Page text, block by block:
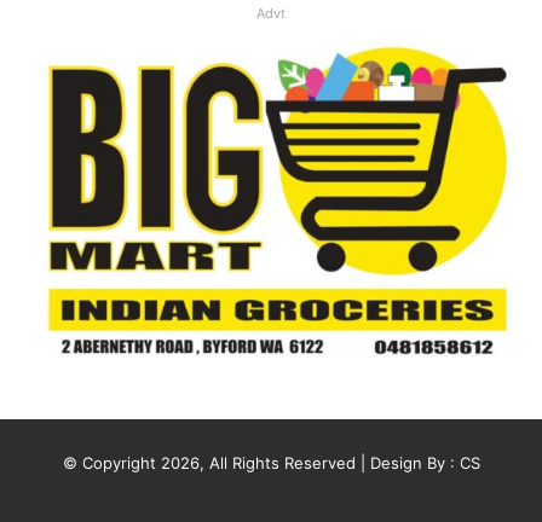
Advt
© Copyright 2026, All Rights Reserved | Design By : CS